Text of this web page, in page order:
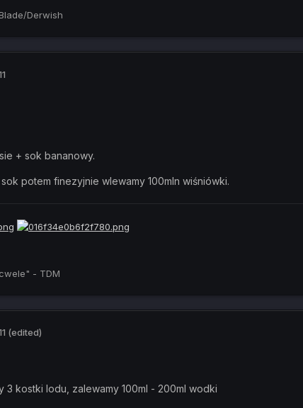
Derwish
+ sok bananowy.
potem finezyjnie wlewamy 100mln wiśniówki.
- TDM
(edited)
3 kostki lodu, zalewamy 100ml - 200ml wodki